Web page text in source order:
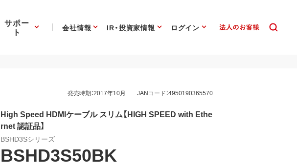
サポー
ト 会社情報 IR・投資家情報 ログイン
発売時期：2017年10月 JANコード：4950190365570
High Speed HDMIケーブル スリム【HIGH SPEED with Ethe
rnet 認証品】
BSHD3Sシリーズ
BSHD3S50BK